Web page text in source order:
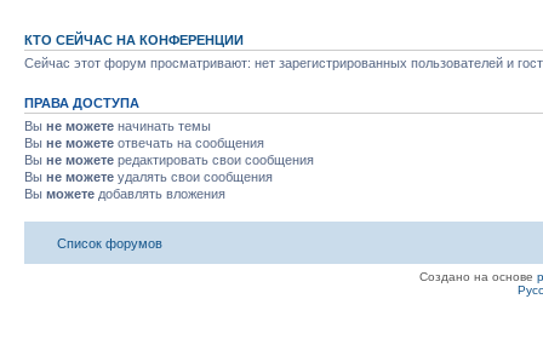
КТО СЕЙЧАС НА КОНФЕРЕНЦИИ
Сейчас этот форум просматривают: нет зарегистрированных пользователей и
ПРАВА ДОСТУПА
Вы не можете начинать темы
Вы не можете отвечать на сообщения
Вы не можете редактировать свои сообщения
Вы не можете удалять свои сообщения
Вы можете добавлять вложения
Список форумов
Создано на основе